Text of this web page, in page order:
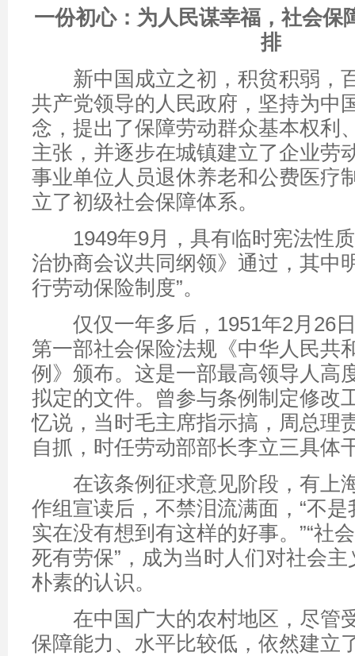
一份初心：为人民谋幸福，社会保
排
新中国成立之初，积贫积弱，
共产党领导的人民政府，坚持为中
念，提出了保障劳动群众基本权利
主张，并逐步在城镇建立了企业劳
事业单位人员退休养老和公费医疗
立了初级社会保障体系。
1949年9月，具有临时宪法性质
治协商会议共同纲领》通过，其中
行劳动保险制度”。
仅仅一年多后，1951年2月26日
第一部社会保险法规《中华人民共
例》颁布。这是一部最高领导人高
拟定的文件。曾参与条例制定修改
忆说，当时毛主席指示搞，周总理
自抓，时任劳动部部长李立三具体
在该条例征求意见阶段，有上
作组宣读后，不禁泪流满面，“不
实在没有想到有这样的好事。”“社
死有劳保”，成为当时人们对社会
朴素的认识。
在中国广大的农村地区，尽管
保障能力、水平比较低，依然建立